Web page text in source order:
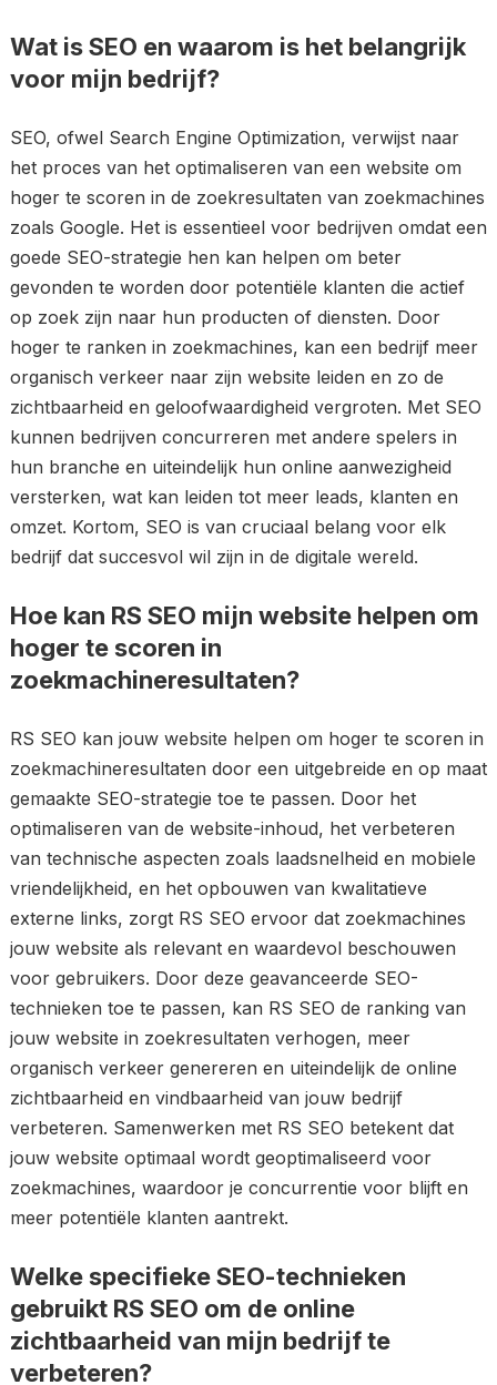
Wat is SEO en waarom is het belangrijk
voor mijn bedrijf?
SEO, ofwel Search Engine Optimization, verwijst naar
het proces van het optimaliseren van een website om
hoger te scoren in de zoekresultaten van zoekmachines
zoals Google. Het is essentieel voor bedrijven omdat een
goede SEO-strategie hen kan helpen om beter
gevonden te worden door potentiële klanten die actief
op zoek zijn naar hun producten of diensten. Door
hoger te ranken in zoekmachines, kan een bedrijf meer
organisch verkeer naar zijn website leiden en zo de
zichtbaarheid en geloofwaardigheid vergroten. Met SEO
kunnen bedrijven concurreren met andere spelers in
hun branche en uiteindelijk hun online aanwezigheid
versterken, wat kan leiden tot meer leads, klanten en
omzet. Kortom, SEO is van cruciaal belang voor elk
bedrijf dat succesvol wil zijn in de digitale wereld.
Hoe kan RS SEO mijn website helpen om
hoger te scoren in
zoekmachineresultaten?
RS SEO kan jouw website helpen om hoger te scoren in
zoekmachineresultaten door een uitgebreide en op maat
gemaakte SEO-strategie toe te passen. Door het
optimaliseren van de website-inhoud, het verbeteren
van technische aspecten zoals laadsnelheid en mobiele
vriendelijkheid, en het opbouwen van kwalitatieve
externe links, zorgt RS SEO ervoor dat zoekmachines
jouw website als relevant en waardevol beschouwen
voor gebruikers. Door deze geavanceerde SEO-
technieken toe te passen, kan RS SEO de ranking van
jouw website in zoekresultaten verhogen, meer
organisch verkeer genereren en uiteindelijk de online
zichtbaarheid en vindbaarheid van jouw bedrijf
verbeteren. Samenwerken met RS SEO betekent dat
jouw website optimaal wordt geoptimaliseerd voor
zoekmachines, waardoor je concurrentie voor blijft en
meer potentiële klanten aantrekt.
Welke specifieke SEO-technieken
gebruikt RS SEO om de online
zichtbaarheid van mijn bedrijf te
verbeteren?